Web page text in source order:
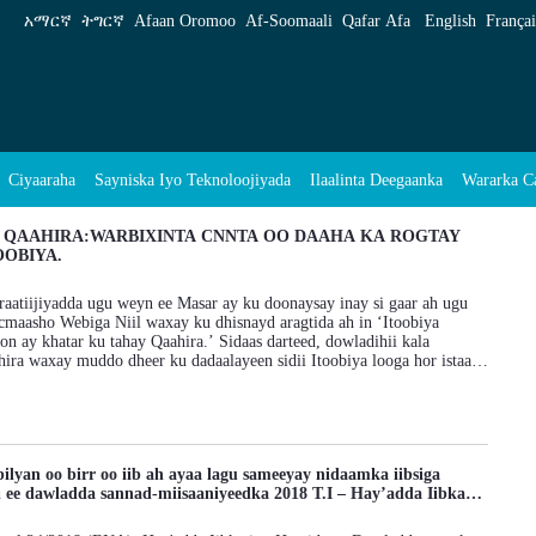
አማርኛ ትግርኛ Afaan Oromoo Af‑Soomaali Qafar Afa English
Ciyaaraha Sayniska Iyo Teknoloojiyada Ilaalinta Deegaanka Wararka
Arrimaheena
CNNTA OO DAAHA KA ROGTAY
ugu weyn ee Masar ay ku doonaysay inay si gaar ah ugu
Webiga Niil waxay ku dhisnayd aragtida ah in ‘Itoobiya
ay khatar ku tahay Qaahira.’ Sidaas darteed, dowladihii kala
waxay muddo dheer ku dadaalayeen sidii Itoobiya looga hor istaagi
awooddeeda, isla markaana ka faa’iidaysato
xeeladdeedii, iyadoo u wareegtay habka ‘faragelinta iyo qalqal
waxay ahayd in la isku dayo in dowladda Itoobiya laga leexiyo
dhaqaale ee ay ku bixin lahayd mashaariicda horumarineed (gaar
oo birr oo iib ah ayaa lagu sameeyay nidaamka iibsiga
dawladda sannad-miisaaniyeedka 2018 T.I – Hay’adda Iibka